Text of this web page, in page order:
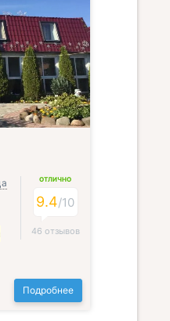
ОТЛИЧНО
9.4/10
46 отзывов
Подробнее